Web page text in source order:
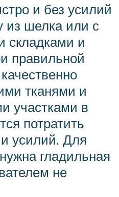
и без усилий
из шелка или с
складками и
правильной
тканями и
участками в
потратить
усилий. Для
гладильная
не